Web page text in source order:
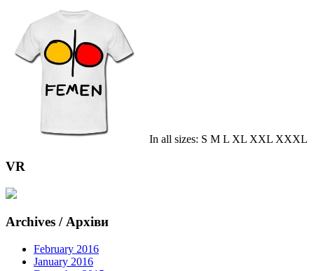
In all sizes: S M L XL XXL XXXL
VR
Archives / Архіви
February 2016
January 2016